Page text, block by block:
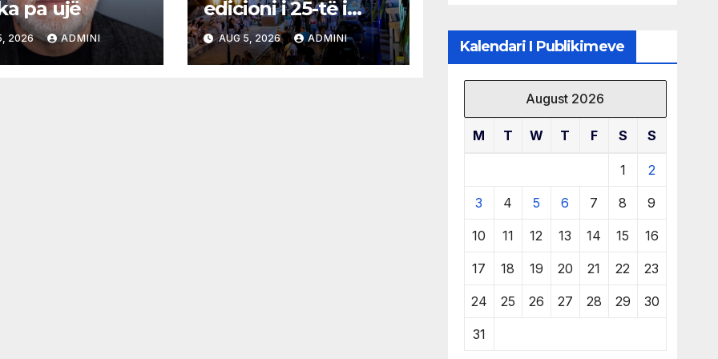
pa ujë
2026 ADMINI
edicioni i 25-të i
Panairit të Librit në
Ulqin
AUG 5, 2026 ADMINI Kalendari I Publikimeve
August 2026
M T W T F S S
1 2
3 4 5 6 7 8 9
10 11 12 13 14 15 16
17 18 19 20 21 22 23
24 25 26 27 28 29 30
31